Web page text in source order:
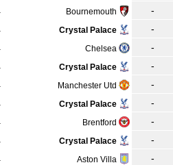
Bournemouth -
Crystal Palace -
Chelsea -
Crystal Palace -
Manchester Utd -
Crystal Palace -
Brentford -
Crystal Palace -
Aston Villa -